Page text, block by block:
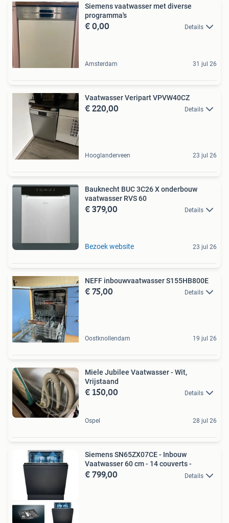
Siemens vaatwasser met diverse
programma's
€ 0,00 Details
Amsterdam 31 jul 26
Vaatwasser Veripart VPVW40CZ
€ 220,00 Details
Hooglanderveen 23 jul 26
Bauknecht BUC 3C26 X onderbouw
vaatwasser RVS 60
€ 379,00 Details
Bezoek website 23 jul 26
NEFF inbouwvaatwasser S155HB800E
€ 75,00 Details
Oostknollendam 19 jul 26
Miele Jubilee Vaatwasser - Wit,
Vrijstaand
€ 150,00 Details
Ospel 28 jul 26
Siemens SN65ZX07CE - Inbouw
Vaatwasser 60 cm - 14 couverts -
€ 799,00 Details